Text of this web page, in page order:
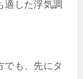
適した浮気調
も、先にタ